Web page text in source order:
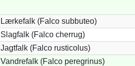
Lærkefalk (Falco subbuteo)
Slagfalk (Falco cherrug)
Jagtfalk (Falco rusticolus)
Vandrefalk (Falco peregrinus)